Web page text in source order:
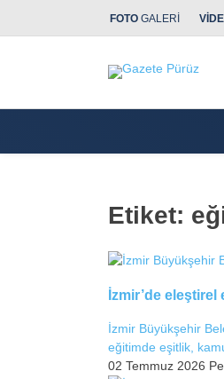
FOTO GALERİ
Etiket:
İzmir’de
İzmir Büyükşehir
eğitimde eşitlik,
02 Temmuz 2026